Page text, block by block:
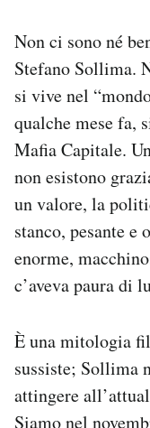
PODCAST
NEWSLETTER
I MIEI PREFERITI
AREA
Area Personale
Newsletter
Notifiche
Non ci sono né
Stefano Sollima.
si vive nel
qualche mese fa,
Mafia Capitale.
non esistono
un valore, la
stanco, pesante
enorme,
c’aveva paura di
È una mitologia
sussiste; Sollima
attingere
Siamo nel